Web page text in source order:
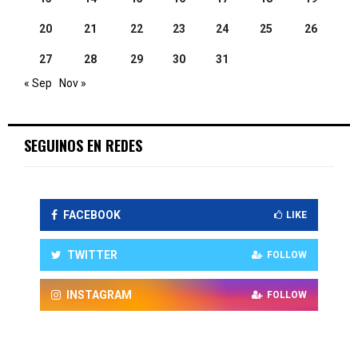
20 21 22 23 24 25 26
27 28 29 30
31
« Sep
Nov »
SEGUINOS EN REDES
FACEBOOK LIKE
TWITTER FOLLOW
INSTAGRAM FOLLOW